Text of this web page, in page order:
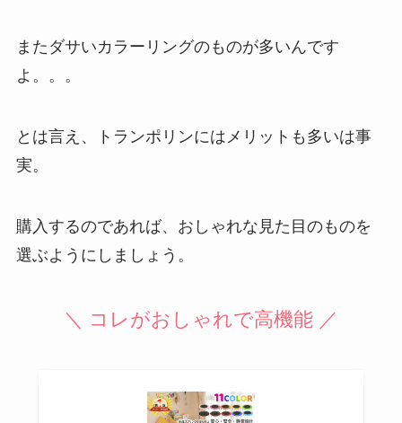
またダサいカラーリングのものが多いんです
よ。。。
とは言え、トランポリンにはメリットも多いは事
実。
購入するのであれば、おしゃれな見た目のものを
選ぶようにしましょう。
＼ コレがおしゃれで高機能 ／